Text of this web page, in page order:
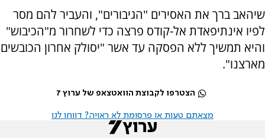
שיהאב ברך את האסירים "הגיבורים", והעביר להם מסר
לפיו אינתיפאדת אל-קודס פרצה כדי לשחרור מ"הכיבוש"
והיא תמשיך ללא הפסקה עד אשר "יסולק אחרון הכובשים
מארצנו".
הצטרפו לקבוצת הוואטצאפ של ערוץ 7
מצאתם טעות או פרסומת לא ראויה? דווחו לנו